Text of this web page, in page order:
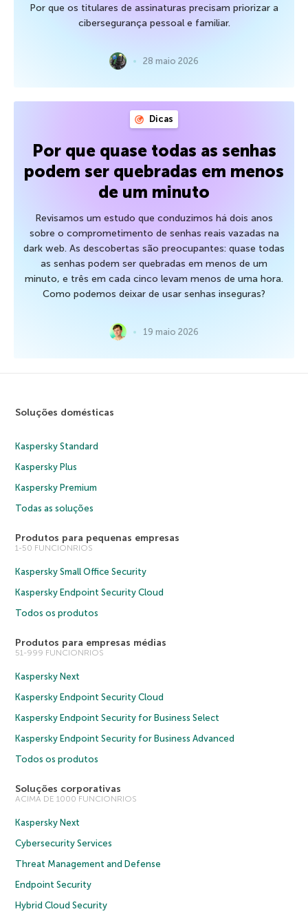
Por que os titulares de assinaturas precisam priorizar a
cibersegurança pessoal e familiar.
28 maio 2026
Dicas
Por que quase todas as senhas
podem ser quebradas em menos
de um minuto
Revisamos um estudo que conduzimos há dois anos
sobre o comprometimento de senhas reais vazadas na
dark web. As descobertas são preocupantes: quase todas
as senhas podem ser quebradas em menos de um
minuto, e três em cada cinco levam menos de uma hora.
Como podemos deixar de usar senhas inseguras?
19 maio 2026
Soluções domésticas
Kaspersky Standard
Kaspersky Plus
Kaspersky Premium
Todas as soluções
Produtos para pequenas empresas
1-50 FUNCIONRIOS
Kaspersky Small Office Security
Kaspersky Endpoint Security Cloud
Todos os produtos
Produtos para empresas médias
51-999 FUNCIONRIOS
Kaspersky Next
Kaspersky Endpoint Security Cloud
Kaspersky Endpoint Security for Business Select
Kaspersky Endpoint Security for Business Advanced
Todos os produtos
Soluções corporativas
ACIMA DE 1000 FUNCIONRIOS
Kaspersky Next
Cybersecurity Services
Threat Management and Defense
Endpoint Security
Hybrid Cloud Security